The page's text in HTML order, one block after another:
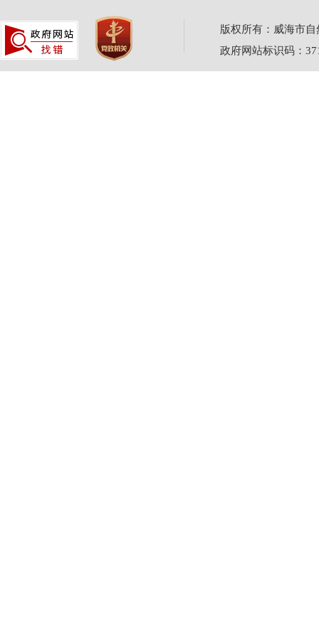
版权所有：威海市
政府网站标识码：